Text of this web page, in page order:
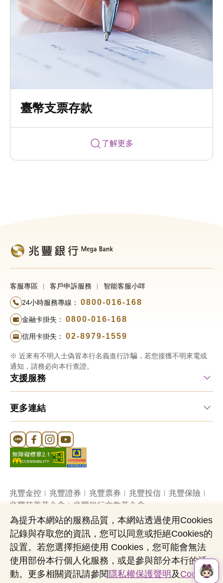
臺幣支票存款
了解更多
客服專區 客戶申訴服務 智能客服小咩
24小時服務專線： 0800-016-168
金融卡掛失： 0800-016-168
信用卡掛失： 02-8979-1559
※ 近來有不明人士偽冒本行名義進行詐騙，若您接獲不明來電或
通知，請務必向本行查證。
支援服務
更多連結
Line 官方帳號
FB 官方帳號
Instagram 官方帳號
YouTube 官方帳號
兆豐金控 兆豐證券 兆豐票券 兆豐投信
兆豐保險
兆豐慈善基金會
兆豐銀行文教基金會
網站導覽 法定公開揭露事項
機構投資人盡職治理
隱私權聲明
共同行銷專區 國內外幣清算
營業人：兆豐國際商業銀行股份有限公司
營利事業統一編號：03705903
為提升本網站的服務品質，本網站透過使用Cookies
記錄與存取您的資訊，您可以同意或拒絕Cookies的
設置。若您選擇拒絕使用 Cookies，您可能會無法
使用部份本行個人化服務，或是參與部分本行的活
動。更多相關資訊請參閱 隱私權保護聲明 及 Cookies